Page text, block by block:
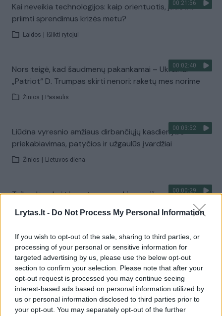
Lrytas.lt - Do Not Process My Personal Information
If you wish to opt-out of the sale, sharing to third parties, or
processing of your personal or sensitive information for
targeted advertising by us, please use the below opt-out
section to confirm your selection. Please note that after your
opt-out request is processed you may continue seeing
interest-based ads based on personal information utilized by
us or personal information disclosed to third parties prior to
your opt-out. You may separately opt-out of the further
00:21:56
Kai neveikia technologijos: kaip orientuotis, judėti ir
priimti sprendimus krizės metu?
Laidos Išlikti rytojui
00:02:40
Nors teigė, kad šaudmenų pakankamai – Ukrainai
„Patriot“ D. Trumpas skirti nenori: raketų mes norime
Žinios Pasaulis
00:03:52
Liūdna vyresnio amžiaus dirbančiųjų kasdienybė –
priekabiavimas, patyčios ir užgaulūs įvardžiai
Žinios Lietuvos diena
00:00:29
Tailandą sukrėtė protu nesuvokiamas išpuolis:
paauglys nušovė senelius, 3 mokytojus ir 3 moksleivius
Visi įrašai
Žiūrimiausi įrašai